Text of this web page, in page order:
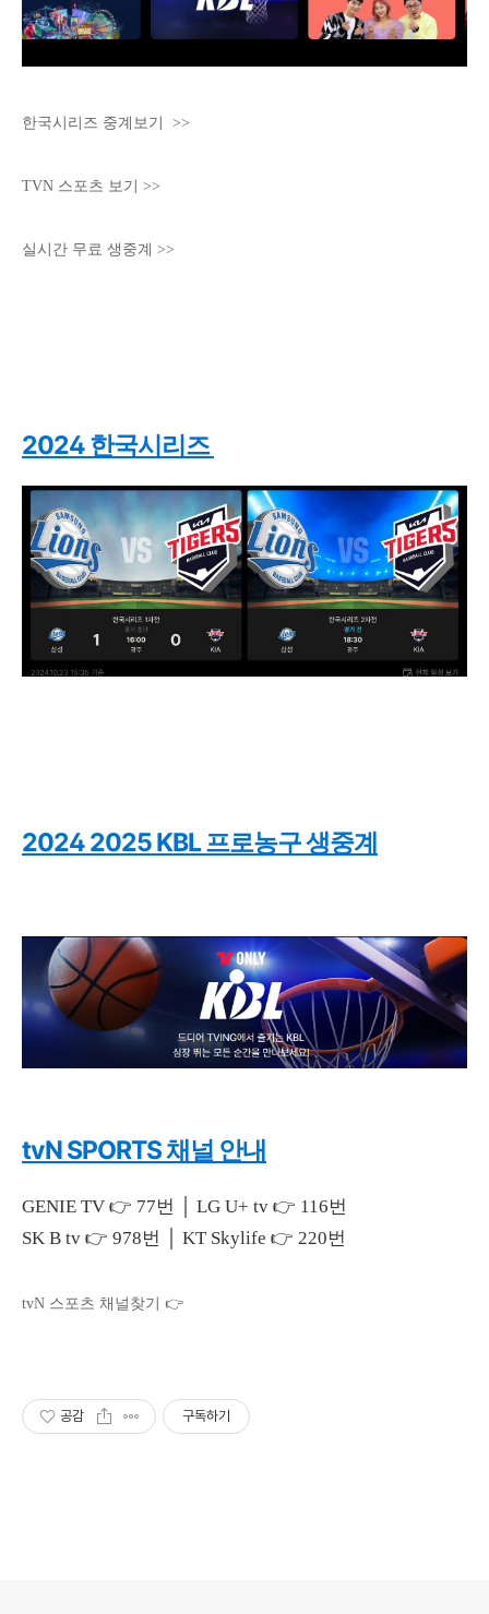
한국시리즈 중계보기 >>
TVN 스포츠 보기 >>
실시간 무료 생중계 >>
2024 한국시리즈
2024 2025 KBL 프로농구 생중계
tvN SPORTS 채널 안내
GENIE TV 👉 77번 │ LG U+ tv 👉 116번
SK B tv 👉 978번 │ KT Skylife 👉 220번
tvN 스포츠 채널찾기 👉
공감 구독하기